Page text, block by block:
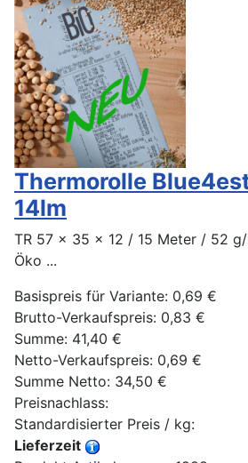
Thermorolle
14lm
TR 57 x 35 x 12 / 15 Meter / 52 g/
Öko ...
Basispreis für Variante: 0,69 €
Brutto-Verkaufspreis: 0,83 €
Summe: 41,40 €
Netto-Verkaufspreis: 0,69 €
Summe Netto: 34,50 €
Preisnachlass:
Standardisierter Preis / kg:
Lieferzeit